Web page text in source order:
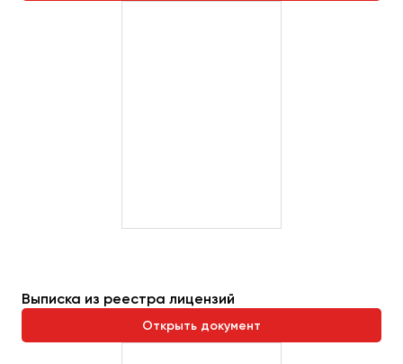
Выписка из реестра лицензий
Открыть документ